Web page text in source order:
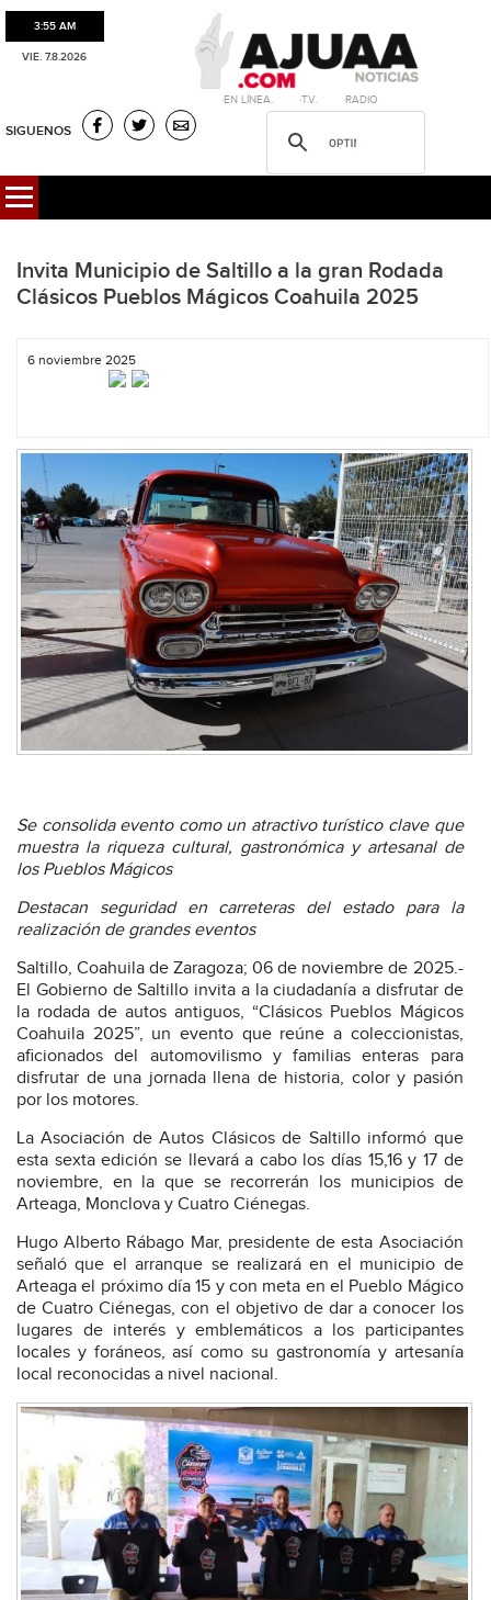
3:55 AM
VIE. 7.8.2026
·EN LÍNEA. ·T.V. ·RADIO
SIGUENOS
Invita Municipio de Saltillo a la gran Rodada
Clásicos Pueblos Mágicos Coahuila 2025
6 noviembre 2025
Se consolida evento como un atractivo turístico clave que
muestra la riqueza cultural, gastronómica y artesanal de
los Pueblos Mágicos
Destacan seguridad en carreteras del estado para la
realización de grandes eventos
Saltillo, Coahuila de Zaragoza; 06 de noviembre de 2025.-
El Gobierno de Saltillo invita a la ciudadanía a disfrutar de
la rodada de autos antiguos, “Clásicos Pueblos Mágicos
Coahuila 2025”, un evento que reúne a coleccionistas,
aficionados del automovilismo y familias enteras para
disfrutar de una jornada llena de historia, color y pasión
por los motores.
La Asociación de Autos Clásicos de Saltillo informó que
esta sexta edición se llevará a cabo los días 15,16 y 17 de
noviembre, en la que se recorrerán los municipios de
Arteaga, Monclova y Cuatro Ciénegas.
Hugo Alberto Rábago Mar, presidente de esta Asociación
señaló que el arranque se realizará en el municipio de
Arteaga el próximo día 15 y con meta en el Pueblo Mágico
de Cuatro Ciénegas, con el objetivo de dar a conocer los
lugares de interés y emblemáticos a los participantes
locales y foráneos, así como su gastronomía y artesanía
local reconocidas a nivel nacional.